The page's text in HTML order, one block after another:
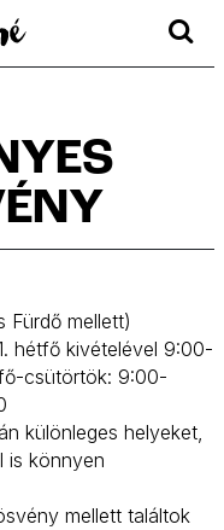
Fürdő mellett)
hétfő kivételével 9:00-
csütörtök: 9:00-
különleges helyeket,
is könnyen
mellett találtok